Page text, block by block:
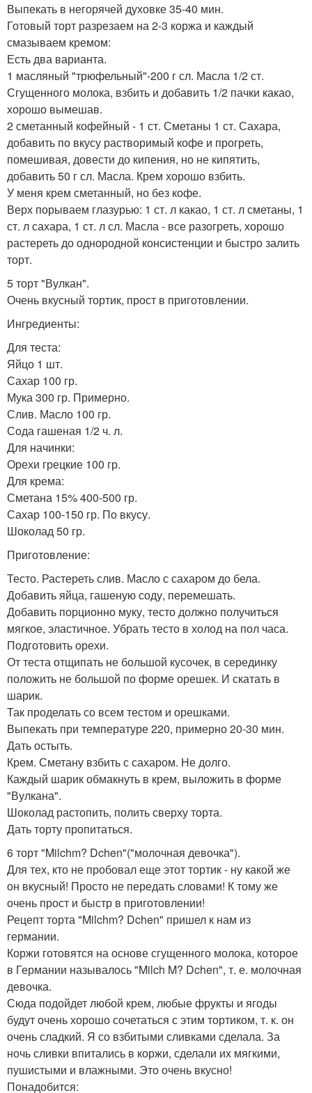
Выпекать в негорячей духовке 35-40 мин.
Готовый торт разрезаем на 2-3 коржа и каждый
смазываем кремом:
Есть два варианта.
1 масляный "трюфельный"-200 г сл. Масла 1/2 ст.
Сгущенного молока, взбить и добавить 1/2 пачки какао,
хорошо вымешав.
2 сметанный кофейный - 1 ст. Сметаны 1 ст. Сахара,
добавить по вкусу растворимый кофе и прогреть,
помешивая, довести до кипения, но не кипятить,
добавить 50 г сл. Масла. Крем хорошо взбить.
У меня крем сметанный, но без кофе.
Верх порываем глазурью: 1 ст. л какао, 1 ст. л сметаны, 1
ст. л сахара, 1 ст. л сл. Масла - все разогреть, хорошо
растереть до однородной консистенции и быстро залить
торт.
5 торт "Вулкан".
Очень вкусный тортик, прост в приготовлении.
Ингредиенты:
Для теста:
Яйцо 1 шт.
Сахар 100 гр.
Мука 300 гр. Примерно.
Слив. Масло 100 гр.
Сода гашеная 1/2 ч. л.
Для начинки:
Орехи грецкие 100 гр.
Для крема:
Сметана 15% 400-500 гр.
Сахар 100-150 гр. По вкусу.
Шоколад 50 гр.
Приготовление:
Тесто. Растереть слив. Масло с сахаром до бела.
Добавить яйца, гашеную соду, перемешать.
Добавить порционно муку, тесто должно получиться
мягкое, эластичное. Убрать тесто в холод на пол часа.
Подготовить орехи.
От теста отщипать не большой кусочек, в серединку
положить не большой по форме орешек. И скатать в
шарик.
Так проделать со всем тестом и орешками.
Выпекать при температуре 220, примерно 20-30 мин.
Дать остыть.
Крем. Сметану взбить с сахаром. Не долго.
Каждый шарик обмакнуть в крем, выложить в форме
"Вулкана".
Шоколад растопить, полить сверху торта.
Дать торту пропитаться.
6 торт "Milchm? Dchen"("молочная девочка").
Для тех, кто не пробовал еще этот тортик - ну какой же
он вкусный! Просто не передать словами! К тому же
очень прост и быстр в приготовлении!
Рецепт торта "Milchm? Dchen" пришел к нам из
германии.
Коржи готовятся на основе сгущенного молока, которое
в Германии называлось "Milch M? Dchen", т. е. молочная
девочка.
Сюда подойдет любой крем, любые фрукты и ягоды
будут очень хорошо сочетаться с этим тортиком, т. к. он
очень сладкий. Я со взбитыми сливками сделала. За
ночь сливки впитались в коржи, сделали их мягкими,
пушистыми и влажными. Это очень вкусно!
Понадобится: